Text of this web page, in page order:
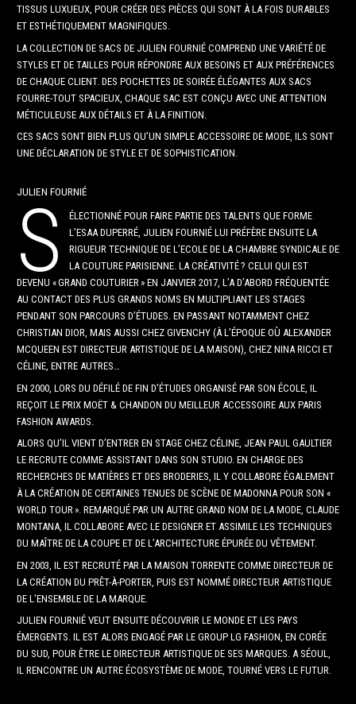
TISSUS LUXUEUX, POUR CRÉER DES PIÈCES QUI SONT À LA FOIS DURABLES
ET ESTHÉTIQUEMENT MAGNIFIQUES.
LA COLLECTION DE SACS DE JULIEN FOURNIÉ COMPREND UNE VARIÉTÉ DE
STYLES ET DE TAILLES POUR RÉPONDRE AUX BESOINS ET AUX PRÉFÉRENCES
DE CHAQUE CLIENT. DES POCHETTES DE SOIRÉE ÉLÉGANTES AUX SACS
FOURRE-TOUT SPACIEUX, CHAQUE SAC EST CONÇU AVEC UNE ATTENTION
MÉTICULEUSE AUX DÉTAILS ET À LA FINITION.
CES SACS SONT BIEN PLUS QU’UN SIMPLE ACCESSOIRE DE MODE, ILS SONT
UNE DÉCLARATION DE STYLE ET DE SOPHISTICATION.
JULIEN FOURNIÉ
S
ÉLECTIONNÉ POUR FAIRE PARTIE DES TALENTS QUE FORME
L’ESAA DUPERRÉ, JULIEN FOURNIÉ LUI PRÉFÈRE ENSUITE LA
RIGUEUR TECHNIQUE DE L’ECOLE DE LA CHAMBRE SYNDICALE DE
LA COUTURE PARISIENNE. LA CRÉATIVITÉ ? CELUI QUI EST
DEVENU « GRAND COUTURIER » EN JANVIER 2017, L’A D’ABORD FRÉQUENTÉE
AU CONTACT DES PLUS GRANDS NOMS EN MULTIPLIANT LES STAGES
PENDANT SON PARCOURS D’ÉTUDES. EN PASSANT NOTAMMENT CHEZ
CHRISTIAN DIOR, MAIS AUSSI CHEZ GIVENCHY (À L’ÉPOQUE OÙ ALEXANDER
MCQUEEN EST DIRECTEUR ARTISTIQUE DE LA MAISON), CHEZ NINA RICCI ET
CÉLINE, ENTRE AUTRES…
EN 2000, LORS DU DÉFILÉ DE FIN D’ÉTUDES ORGANISÉ PAR SON ÉCOLE, IL
REÇOIT LE PRIX MOËT & CHANDON DU MEILLEUR ACCESSOIRE AUX PARIS
FASHION AWARDS.
ALORS QU’IL VIENT D’ENTRER EN STAGE CHEZ CÉLINE, JEAN PAUL GAULTIER
LE RECRUTE COMME ASSISTANT DANS SON STUDIO. EN CHARGE DES
RECHERCHES DE MATIÈRES ET DES BRODERIES, IL Y COLLABORE ÉGALEMENT
À LA CRÉATION DE CERTAINES TENUES DE SCÈNE DE MADONNA POUR SON «
WORLD TOUR ». REMARQUÉ PAR UN AUTRE GRAND NOM DE LA MODE, CLAUDE
MONTANA, IL COLLABORE AVEC LE DESIGNER ET ASSIMILE LES TECHNIQUES
DU MAÎTRE DE LA COUPE ET DE L’ARCHITECTURE ÉPURÉE DU VÊTEMENT.
EN 2003, IL EST RECRUTÉ PAR LA MAISON TORRENTE COMME DIRECTEUR DE
LA CRÉATION DU PRÊT-À-PORTER, PUIS EST NOMMÉ DIRECTEUR ARTISTIQUE
DE L’ENSEMBLE DE LA MARQUE.
JULIEN FOURNIÉ VEUT ENSUITE DÉCOUVRIR LE MONDE ET LES PAYS
ÉMERGENTS. IL EST ALORS ENGAGÉ PAR LE GROUP LG FASHION, EN CORÉE
DU SUD, POUR ÊTRE LE DIRECTEUR ARTISTIQUE DE SES MARQUES. A SÉOUL,
IL RENCONTRE UN AUTRE ÉCOSYSTÈME DE MODE, TOURNÉ VERS LE FUTUR.